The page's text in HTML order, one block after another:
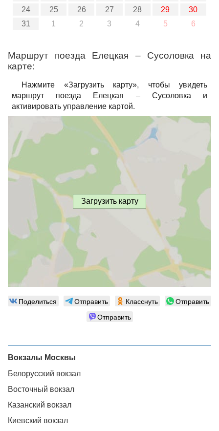
24
25 26 27 28 29
30
31
1 2 3 4 5 6
Маршрут поезда Елецкая – Сусоловка на
карте:
Нажмите «Загрузить карту», чтобы увидеть
маршрут поезда Елецкая – Сусоловка и
активировать управление картой.
Загрузить карту
Поделиться Отправить Класснуть
Отправить
Отправить
Вокзалы Москвы
Белорусский вокзал
Восточный вокзал
Казанский вокзал
Киевский вокзал